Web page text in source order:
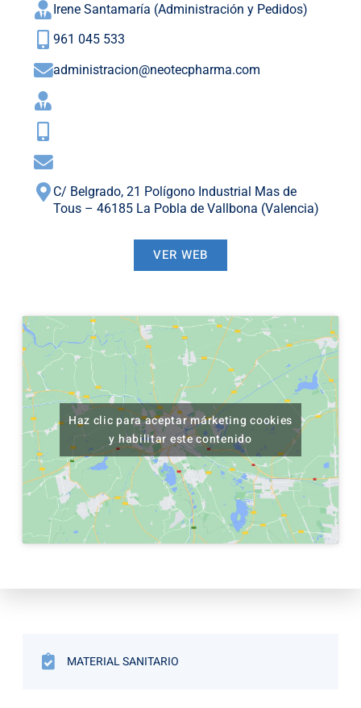
MATERIAL SANITARIO
Irene Santamaría (Administración y Pedidos)
961 045 533
administracion@neotecpharma.com
C/ Belgrado, 21 Polígono Industrial Mas de
Tous – 46185 La Pobla de Vallbona (Valencia)
VER WEB
Haz clic para aceptar márketing cookies
y habilitar este contenido